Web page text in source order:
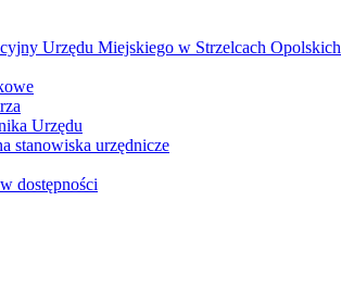
Urzędu Miejskiego w Strzelcach Opolskich
Urzędu
stanowiska urzędnicze
dostępności